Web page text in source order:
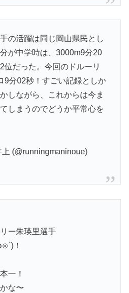
の活躍は同じ岡山県民とし
が中学時は、3000m9分20
位だった。今回のドルーリ
9分02秒！すごい記録としか
しながら、これからは今ま
しまうのでどうか平常心を
(@runningmaninoue)
ー朱瑛里選手
！
一！
な〜